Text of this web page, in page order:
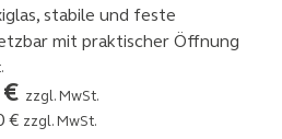
stabile und feste
mit praktischer Öffnung
€ zzgl. MwSt.
€ zzgl. MwSt.